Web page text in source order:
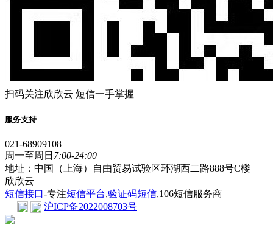
扫码关注欣欣云 短信一手掌握
服务支持
021-68909108
周一至周日 7:00-24:00
地址：中国（上海）自由贸易试验区环湖西二路888号C楼
欣欣云
短信接口-专注短信平台,验证码短信,106短信服务商
沪ICP备2022008703号